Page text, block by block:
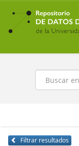
Ir
contenido
principal
Buscar
Filtrar resultados